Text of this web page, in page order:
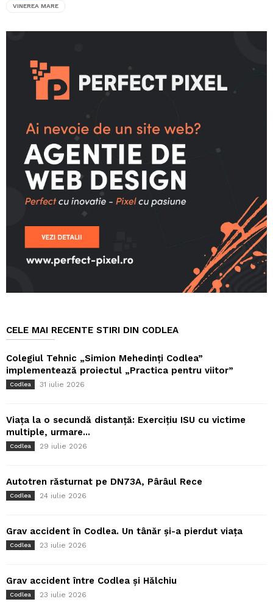
VINEREA MARE
CELE MAI RECENTE STIRI DIN CODLEA
Colegiul Tehnic „Simion Mehedinți Codlea”
implementează proiectul „Practica pentru viitor”
Codlea 31 iulie 2026
Viața la o secundă distanță: Exercițiu ISU cu victime
multiple, urmare...
Codlea 29 iulie 2026
Autotren răsturnat pe DN73A, Pârâul Rece
Codlea 24 iulie 2026
Grav accident în Codlea. Un tânăr și-a pierdut viața
Codlea 23 iulie 2026
Grav accident între Codlea și Hălchiu
Codlea 23 iulie 2026